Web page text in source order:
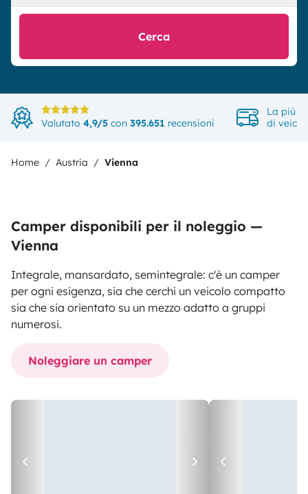
Cerca
Valutato 4,9/5 con 395.651 recensioni
La più
di
Home Austria Vienna
Camper disponibili per il noleggio —
Vienna
Integrale, mansardato, semintegrale: c'è un camper
per ogni esigenza, sia che cerchi un veicolo compatto
sia che sia orientato su un mezzo adatto a gruppi
numerosi.
Noleggiare un camper